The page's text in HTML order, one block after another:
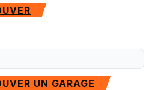
UN GARAGE